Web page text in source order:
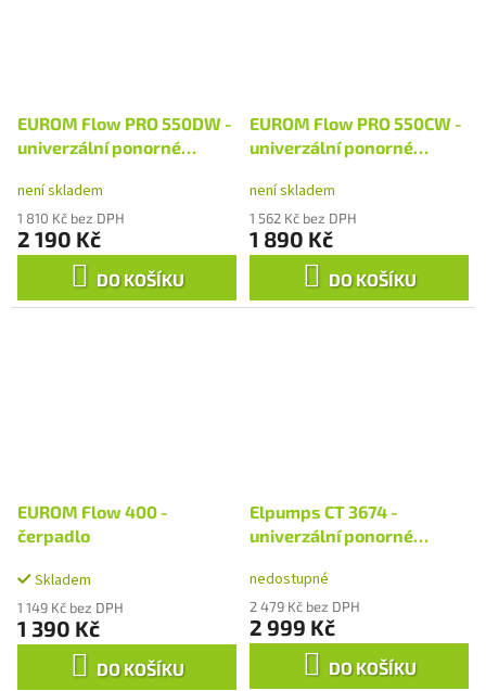
EUROM Flow PRO 550DW -
univerzální ponorné
není skladem
1 810 Kč bez DPH
2 190 Kč
DO KOŠÍKU
EUROM Flow PRO 550CW -
univerzální ponorné
není skladem
1 562 Kč bez DPH
1 890 Kč
DO KOŠÍKU
EUROM Flow 400 -
čerpadlo
Skladem
1 149 Kč bez DPH
1 390 Kč
DO KOŠÍKU
Elpumps CT 3674 -
univerzální ponorné
nedostupné
2 479 Kč bez DPH
2 999 Kč
DO KOŠÍKU